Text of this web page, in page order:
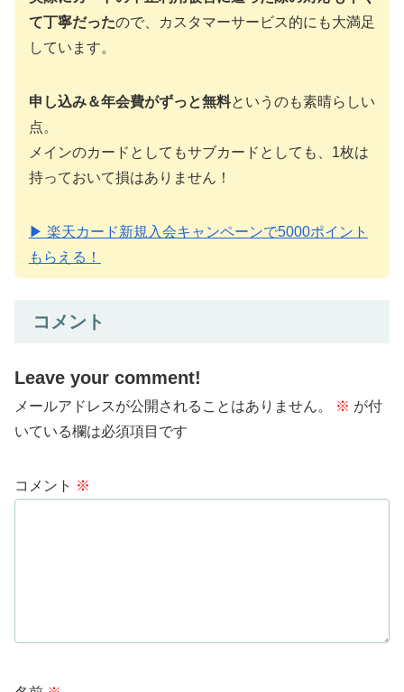
て丁寧だったので、カスタマーサービス的にも大満足
しています。
申し込み＆年会費がずっと無料というのも素晴らしい
点。
メインのカードとしてもサブカードとしても、1枚は
持っておいて損はありません！
▶ 楽天カード新規入会キャンペーンで5000ポイント
もらえる！
コメント
Leave your comment!
メールアドレスが公開されることはありません。 ※ が付
いている欄は必須項目です
コメント ※